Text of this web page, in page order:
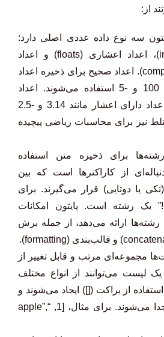
از:
سه نوع داده عددی اصلی دارد:
اعداد صحیح (integers)، اعداد اعشاری (floats) و اعداد
مختلط (complex numbers). اعداد صحیح برای ذخیره اعداد
بدون اعشار مانند 1، 100 و -5 استفاده می‌شوند. اعداد
اعشاری برای ذخیره اعداد دارای اعشار مانند 3.14 و -2.5
نیز برای محاسبات ریاضی پیچیده
برای ذخیره متن استفاده
از کاراکترها است که بین
یا دوتایی) قرار می‌گیرند. برای
مثال، “Hello, World!” یک رشته است. پایتون امکانات
رشته‌ها ارائه می‌دهد، از جمله برش
مجموعه‌ای مرتب و قابل تغییر از
لیست می‌توانند از انواع مختلف
از براکت ([]) ایجاد می‌شوند و
عناصر با کاما از هم جدا می‌شوند. برای مثال، [1, “apple”,